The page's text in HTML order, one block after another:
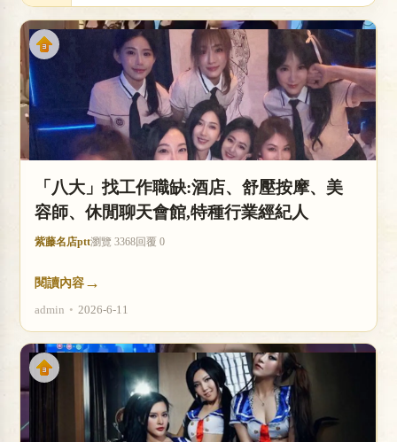
「八大」找工作職缺:酒店、舒壓按摩、美
容師、休閒聊天會館,特種行業經紀人
紫藤名店ptt瀏覽 3368回覆 0
閱讀內容 →
admin • 2026-6-11